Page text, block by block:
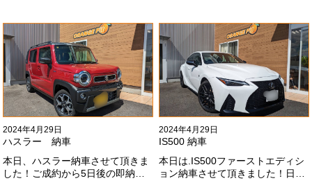
させて頂きました！！弊社で、短
期間に何台もご注文ありがどうご
ざいます！！これからもよろしく
お願いします
#x1f647;#x200d;#x2640;#xfe0f;
よろしくお願いします
#x1f647;#x200d;#x2640;#xfe0f;
2024年4月29日
ハスラー 納車
本日、ハスラー納車させて頂きま
した！ご成約から5日後の即納車
2024年4月29日
IS500 納車
本日は.IS500ファーストエディシ
ョン納車させて頂きました！日本